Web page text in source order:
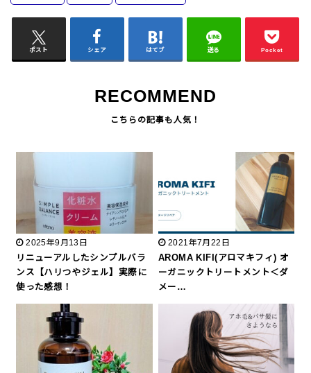
ポスト シェア はてブ 送る Pocket
RECOMMEND
2025年9月13日
リニューアルしたシンプルバラ
ンス【ハリつやジェル】実際に
使った感想！
2021年7月22日
AROMA KIFI(アロマキフィ) オ
ーガニックトリートメント＜ダ
メー…